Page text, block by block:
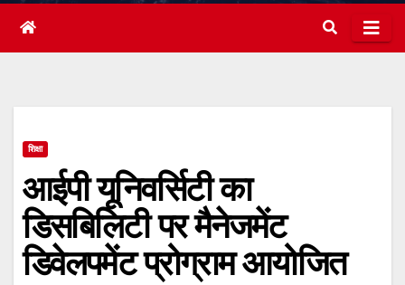
शिक्षा
आईपी यूनिवर्सिटी का
डिसबिलिटी पर मैनेजमेंट
डिवेलपमेंट प्रोग्राम आयोजित